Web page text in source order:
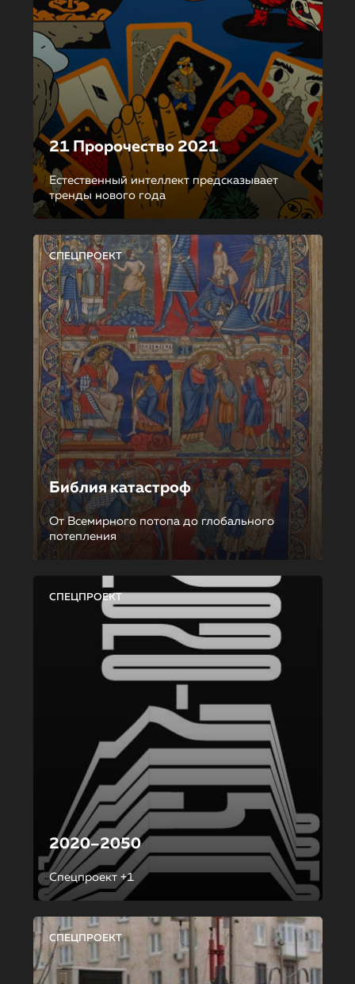
21 Пророчество 2021
Естественный интеллект предсказывает
тренды нового года
СПЕЦПРОЕКТ
Библия катастроф
От Всемирного потопа до глобального
потепления
СПЕЦПРОЕКТ
2020–2050
Спецпроект +1
СПЕЦПРОЕКТ